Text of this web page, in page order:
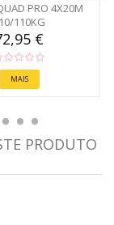
PRO 4X20M
110KG
€
MAIS
PRODUTO